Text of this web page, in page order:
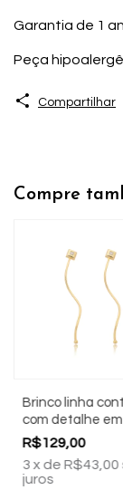
Garantia de 1
Peça
Compartilhar
Compre
Brinco linha
com detalhe
banhado a ouro
R$129,00
3 xde R$43,00
juros